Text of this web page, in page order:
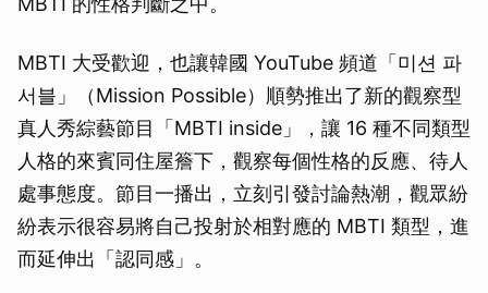
MBTI 大受歡迎，也讓韓國 YouTube 頻道「미션 파
서블」（Mission Possible）順勢推出了新的觀察型
真人秀綜藝節目「MBTI inside」，讓 16 種不同類型
人格的來賓同住屋簷下，觀察每個性格的反應、待人
處事態度。節目一播出，立刻引發討論熱潮，觀眾紛
紛表示很容易將自己投射於相對應的 MBTI 類型，進
而延伸出「認同感」。